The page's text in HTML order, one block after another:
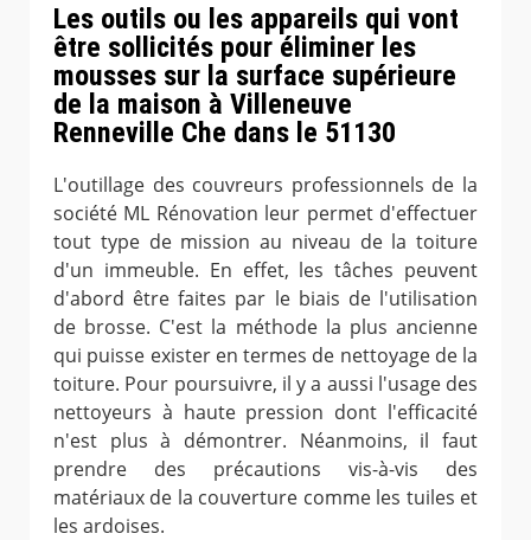
Les outils ou les appareils qui vont
être sollicités pour éliminer les
mousses sur la surface supérieure
de la maison à Villeneuve
Renneville Che dans le 51130
L'outillage des couvreurs professionnels de la
société ML Rénovation leur permet d'effectuer
tout type de mission au niveau de la toiture
d'un immeuble. En effet, les tâches peuvent
d'abord être faites par le biais de l'utilisation
de brosse. C'est la méthode la plus ancienne
qui puisse exister en termes de nettoyage de la
toiture. Pour poursuivre, il y a aussi l'usage des
nettoyeurs à haute pression dont l'efficacité
n'est plus à démontrer. Néanmoins, il faut
prendre des précautions vis-à-vis des
matériaux de la couverture comme les tuiles et
les ardoises.